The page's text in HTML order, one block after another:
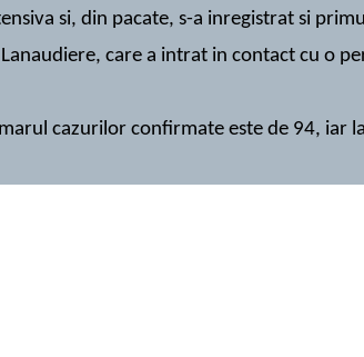
si, din pacate, s-a inregistrat si
care a intrat in contact cu o
cazurilor confirmate este de 94, iar